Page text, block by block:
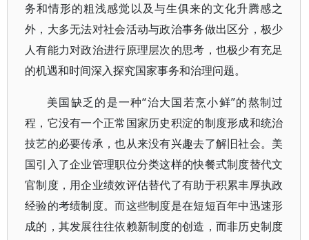
务和情形的粗浅感觉以及与生俱来的文化升腾感之
外，大多无法对社会活动与政治事务做出区分，极少
人有能力对政治进行原理层次的思考，也极少有充足
的机遇和时间深入探究国家事务和治理问题。
美国缺乏的是一种“治大国若烹小鲜”的熬制过
程，它没有一个正常国家历史积淀的制度形成和统治
技艺的必要传承，也从来没有兴趣去了解旧社会。美
国引入了企业管理职位分类这样的快餐式制度替代文
官制度，用企业绩效评估替代了有助于积累丰厚执政
经验的考绩制度。而这些制度是在短短百年中迅速形
成的，其发展往往依赖新制度的创造，而非历史制度